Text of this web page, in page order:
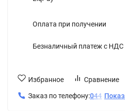
Оплата при получении
Безналичный платеж с НДС
Избранное Сравнение
Заказ по телефону:044